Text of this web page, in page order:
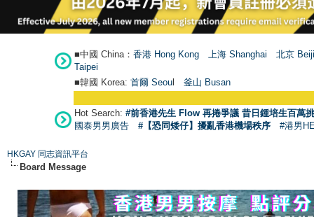
■中國 China： 香港 Hong Kong 上海 Shanghai
北京
Taipei
■韓國 Korea: 首爾 Seoul 釜山 Busan
Hot Search: #前香港先生 Flow 再捲爭議 昔日鍾培生百萬
國泰男男廣告
#【恐同矮仔】擾亂香港機場秩序 #港男
HKGAY 同志資訊平台
Board Message